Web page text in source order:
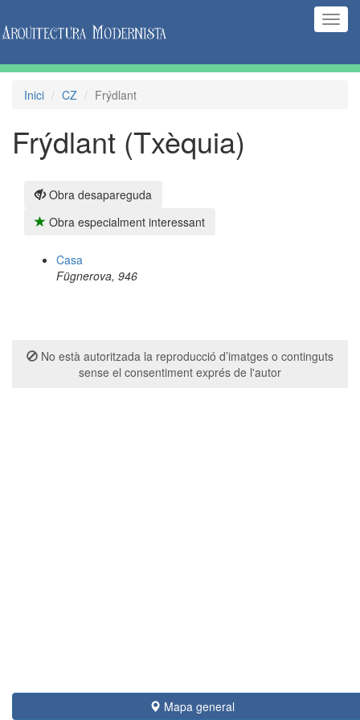
Inici CZ Frýdlant
Frýdlant (Txèquia)
Obra desapareguda
Obra especialment interessant
Casa
Fügnerova, 946
Mapa general
No està autoritzada la reproducció d’imatges o continguts
sense el consentiment exprés de l'autor